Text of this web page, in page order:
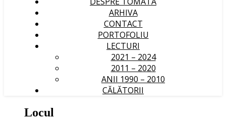
ARHIVA
CONTACT
PORTOFOLIU
LECTURI
2021 – 2024
2011 – 2020
ANII 1990 – 2010
CĂLĂTORII
Locul